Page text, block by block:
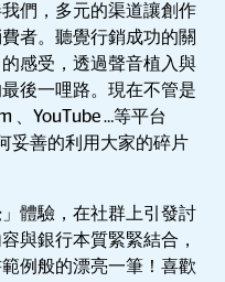
們，多元的渠道讓創作
者。聽覺行銷成功的關
感受，透過聲音植入與
後一哩路。現在不管是
、YouTube …等平台
妥善的利用大家的碎片
體驗，在社群上引發討
與銀行本質緊緊結合，
例般的漂亮一筆！喜歡